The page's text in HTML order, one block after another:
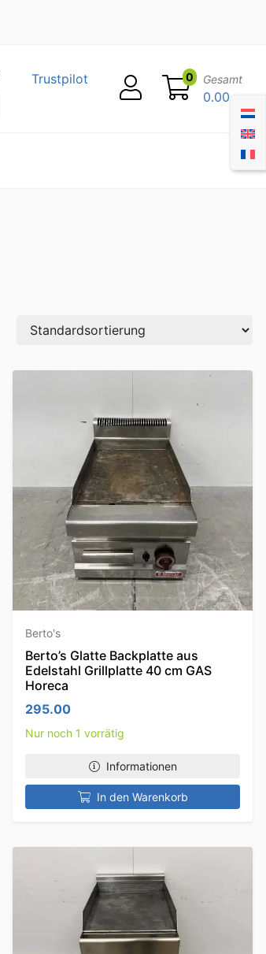
Trustpilot 0 Gesamt
0.00
Berto's
Berto’s Glatte Backplatte aus
Edelstahl Grillplatte 40 cm GAS
Horeca
295.00
Nur noch 1 vorrätig
Informationen
In den Warenkorb